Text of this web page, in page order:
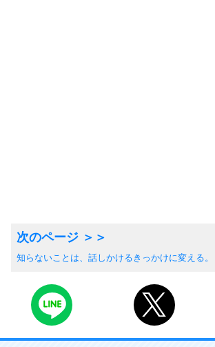
知らないことは、話しかけるきっかけに変える。